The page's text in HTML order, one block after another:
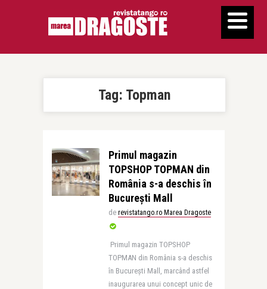
Tag: Topman
Primul magazin
TOPSHOP TOPMAN din
România s-a deschis în
București Mall
de revistatango.ro Marea Dragoste
Primul magazin TOPSHOP
TOPMAN din România s-a deschis
în București Mall, marcând astfel
inaugurarea unui concept unic de